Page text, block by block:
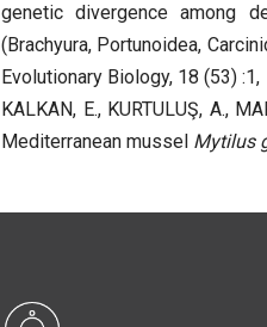
genetic divergence among
(Brachyura, Portunoidea,
Evolutionary Biology, 18 (53)
KALKAN, E., KURTULUŞ, A.,
Mediterranean mussel Mytilus